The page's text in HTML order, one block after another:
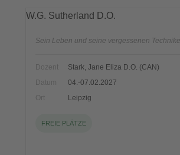
W.G. Sutherland D.O.
Sein Leben und seine vergessenen
Dozent
Stark, Jane Eliza D.O. (CAN)
Datum
04.-07.02.2027
Ort
Leipzig
FREIE PLÄTZE